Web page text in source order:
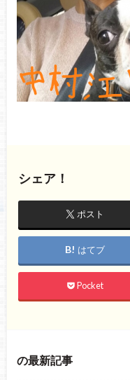
シェア！
ポスト
はてブ
Pocket
の最新記事